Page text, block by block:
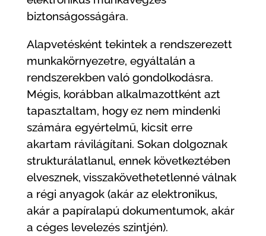
biztonságosságára.
Alapvetésként tekintek a rendszerezett
munkakörnyezetre, egyáltalán a
rendszerekben való gondolkodásra.
Mégis, korábban alkalmazottként azt
tapasztaltam, hogy ez nem mindenki
számára egyértelmű, kicsit erre
akartam rávilágítani. Sokan dolgoznak
strukturálatlanul, ennek következtében
elvesznek, visszakövethetetlenné válnak
a régi anyagok (akár az elektronikus,
akár a papíralapú dokumentumok, akár
a céges levelezés szintjén).